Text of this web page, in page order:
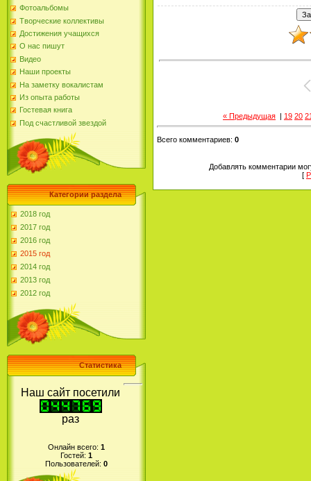
Фотоальбомы
Творческие коллективы
Достижения учащихся
О нас пишут
Видео
Наши проекты
На заметку вокалистам
Из опыта работы
Гостевая книга
Под счастливой звездой
Категории раздела
2018 год
2017 год
2016 год
2015 год
2014 год
2013 год
2012 год
Статистика
Наш сайт посетили
раз
Онлайн всего: 1
Гостей: 1
Пользователей: 0
« Предыдущая | 19 20
Всего комментариев: 0
Добавлять комментарии
[